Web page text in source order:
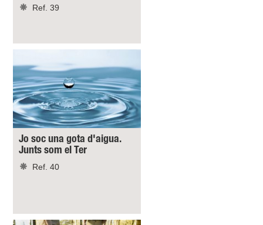
Ref. 39
Jo soc una gota d'aigua.
Junts som el Ter
Ref. 40